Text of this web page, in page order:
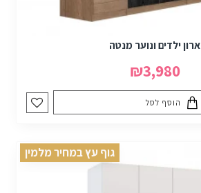
ארון ילדים ונוער מנטה
₪3,980
הוסף לסל
גוף עץ במחיר מלמין